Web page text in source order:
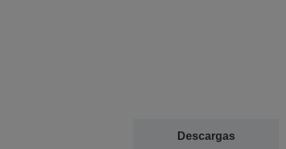
Descargas